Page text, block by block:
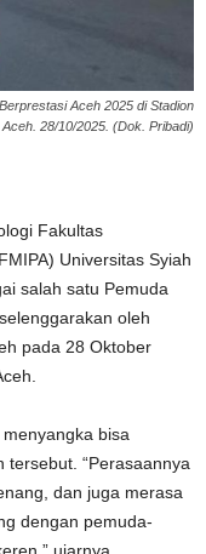
Aceh 2025 di Stadion
28/10/2025. (Dok. Pribadi)
Fakultas
Universitas Syiah
salah satu Pemuda
oleh
pada 28 Oktober
bisa
“Perasaannya
dan juga merasa
dengan pemuda-